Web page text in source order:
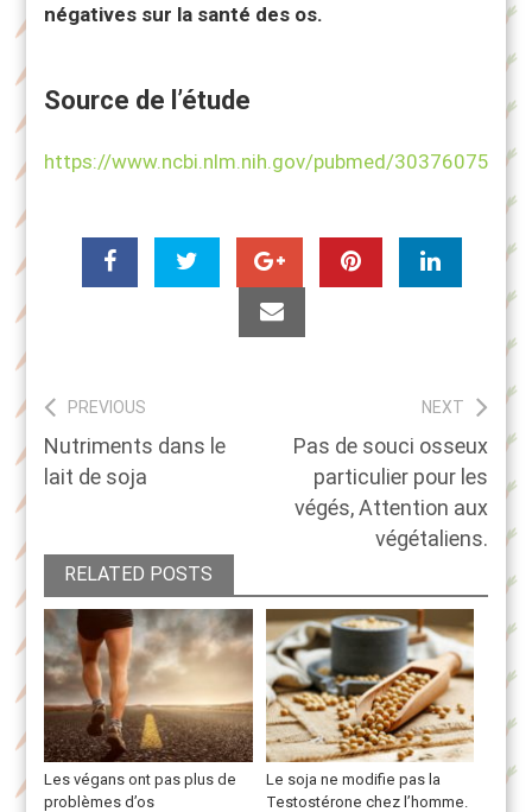
négatives sur la santé des os.
Source de l’étude
https://www.ncbi.nlm.nih.gov/pubmed/30376075
Navigation
de
l’article
PREVIOUS
Previous
post:
Nutriments dans le
lait de soja
NEXT
Next
post:
Pas de souci osseux
particulier pour les
végés, Attention aux
végétaliens.
RELATED POSTS
Les végans ont pas plus de
problèmes d’os
Le soja ne modifie pas la
Testostérone chez l’homme.